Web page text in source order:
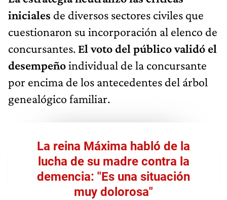
iniciales de diversos sectores civiles que
cuestionaron su incorporación al elenco de
concursantes. El voto del público validó el
desempeñoindividual de la concursante
por encima de los antecedentes del árbol
genealógico familiar.
La reina Máxima habló de la
lucha de su madre contra la
demencia: "Es una situación
muy dolorosa"